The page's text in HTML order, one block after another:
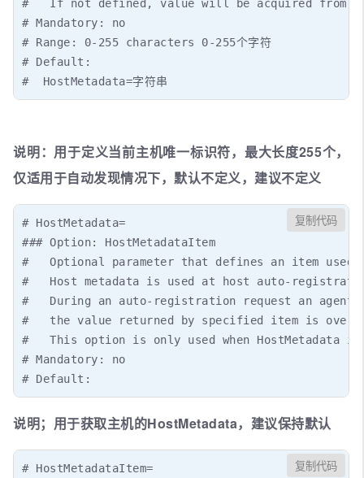
#   If not defined, value will be acquired from
# Mandatory: no
# Range: 0-255 characters 0-255个字符
# Default:
#  HostMetadata=字符串
说明：用于定义当前主机唯一标识符，最大长度255个，
仅适用于自动发现情况下，默认不定义，建议不定义
# HostMetadata=
### Option: HostMetadataItem
#   Optional parameter that defines an item used
#   Host metadata is used at host auto-
#   During an auto-registration request an agent
#   the value returned by specified item is over
#   This option is only used when HostMetadata
# Mandatory: no
# Default:
复制代码
说明；用于获取主机的HostMetadata，建议保持默认
# HostMetadataItem=
复制代码